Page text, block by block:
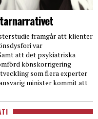
framgår att klienter
var
att det psykiatriska
könskorrigering
som flera experter
minister kommit att